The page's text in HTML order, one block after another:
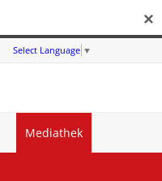
Select Language ▼
Mediathek
✕